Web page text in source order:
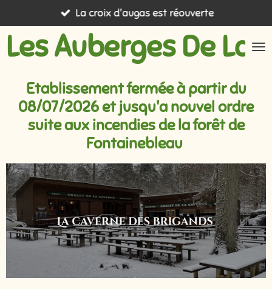
au
contenu
principal
Les Auberges De La
La croix d'augas est réouverte
Etablissement fermée à partir du
08/07/2026 et jusqu'a nouvel ordre
suite aux incendies de la forêt de
Fontainebleau